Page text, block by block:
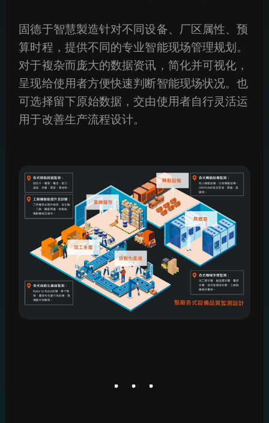
固德于智慧製造针对不同设备、厂区属性、预
算时程，提供不同的专业智能现场管理规划。
对于複杂而庞大的数据资讯，简化并可视化，
呈现给使用者方便快速判断智能现场状况。也
可选择留下原始数据，交由使用者自行灵活运
用于改善生产流程设计。